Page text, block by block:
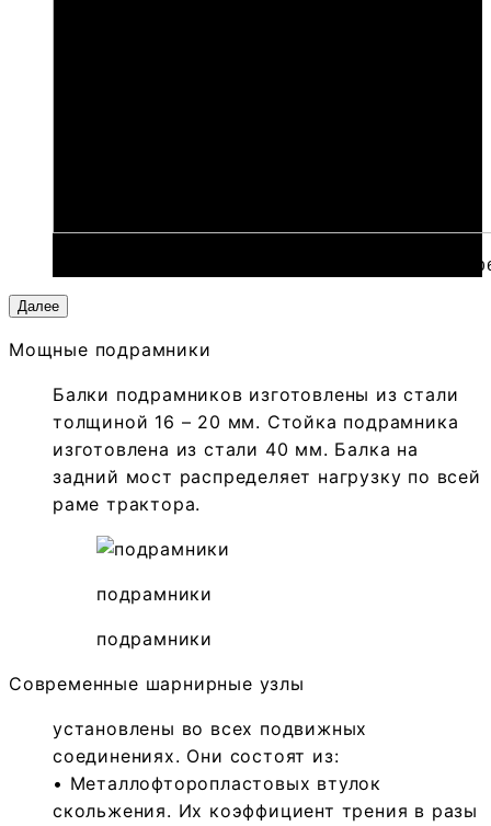
https://bzemlya.ru/wp-content/uploads/2023/
Далее
Мощные подрамники
Балки подрамников изготовлены из стали
толщиной 16 – 20 мм. Стойка подрамника
изготовлена из стали 40 мм. Балка на
задний мост распределяет нагрузку по всей
раме трактора.
подрамники
подрамники
Современные шарнирные узлы
установлены во всех подвижных
соединениях. Они состоят из:
• Металлофторопластовых втулок
скольжения. Их коэффициент трения в разы